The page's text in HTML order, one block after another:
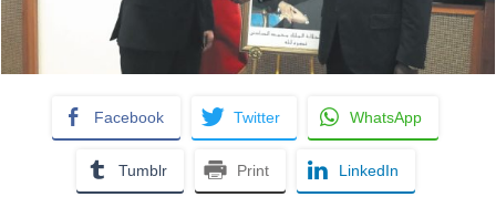
Facebook Twitter WhatsApp
Tumblr Print LinkedIn